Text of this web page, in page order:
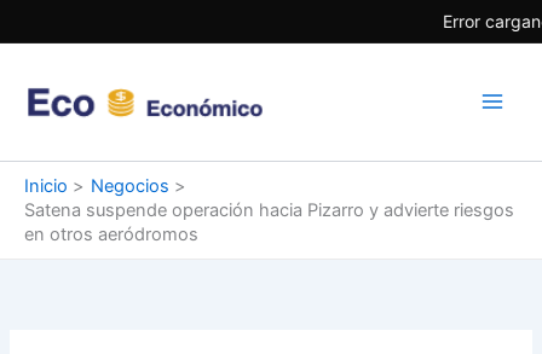
Error
al
Inicio
Negocios
Satena suspende operación hacia Pizarro y advierte riesgos
en otros aeródromos